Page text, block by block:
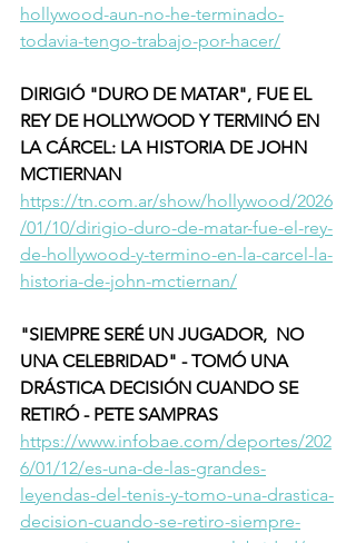
hollywood-aun-no-he-terminado-
todavia-tengo-trabajo-por-hacer/
DIRIGIÓ "DURO DE MATAR", FUE EL
REY DE HOLLYWOOD Y TERMINÓ EN
LA CÁRCEL: LA HISTORIA DE JOHN
MCTIERNAN
https://tn.com.ar/show/hollywood/2026
/01/10/dirigio-duro-de-matar-fue-el-rey-
de-hollywood-y-termino-en-la-carcel-la-
historia-de-john-mctiernan/
"SIEMPRE SERÉ UN JUGADOR,  NO
UNA CELEBRIDAD" - TOMÓ UNA
DRÁSTICA DECISIÓN CUANDO SE
RETIRÓ - PETE SAMPRAS
https://www.infobae.com/deportes/202
6/01/12/es-una-de-las-grandes-
leyendas-del-tenis-y-tomo-una-drastica-
decision-cuando-se-retiro-siempre-